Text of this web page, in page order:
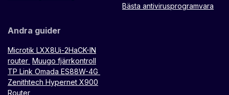
Bästa antivirusprogramvara
Andra guider
Microtik LXX8Ui-2HaCK-IN
router Muugo fjärrkontroll
TP Link Omada ES88W-4G
Zenithtech Hypernet X900
Router